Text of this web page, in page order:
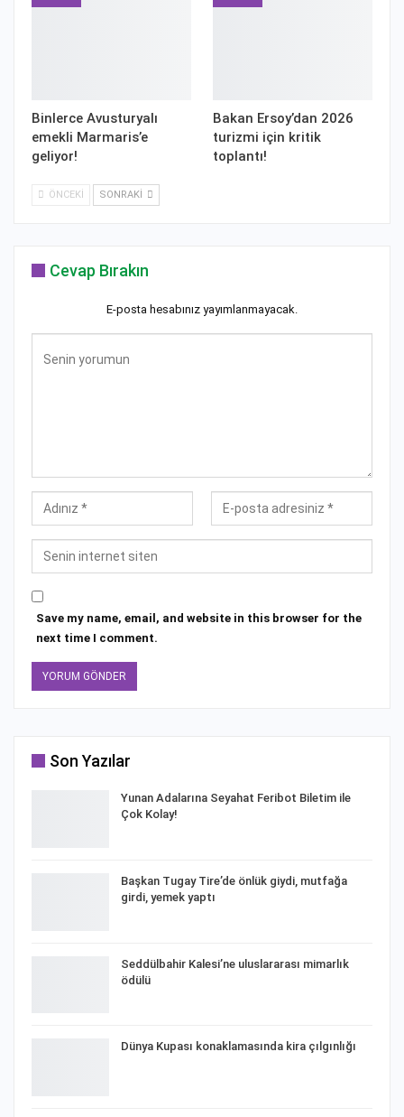
Binlerce Avusturyalı
emekli Marmaris’e
geliyor!
Bakan Ersoy’dan 2026
turizmi için kritik
toplantı!
ÖNCEKI SONRAKI
Cevap Bırakın
E-posta hesabınız yayımlanmayacak.
Save my name, email, and website in this browser for the
next time I comment.
Son Yazılar
Yunan Adalarına Seyahat Feribot Biletim ile
Çok Kolay!
Başkan Tugay Tire’de önlük giydi, mutfağa
girdi, yemek yaptı
Seddülbahir Kalesi’ne uluslararası mimarlık
ödülü
Dünya Kupası konaklamasında kira çılgınlığı